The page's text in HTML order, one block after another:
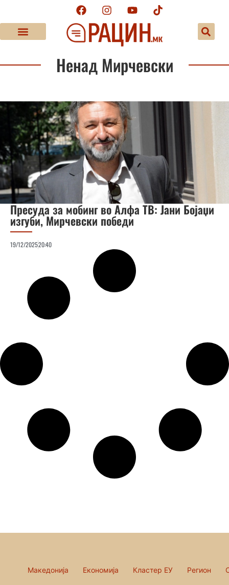
Ненад Мирчевски
Пресуда за мобинг во Алфа ТВ: Јани Бојаџи
изгуби, Мирчевски победи
19/12/202520:40
Македонија Економија Кластер ЕУ Регион